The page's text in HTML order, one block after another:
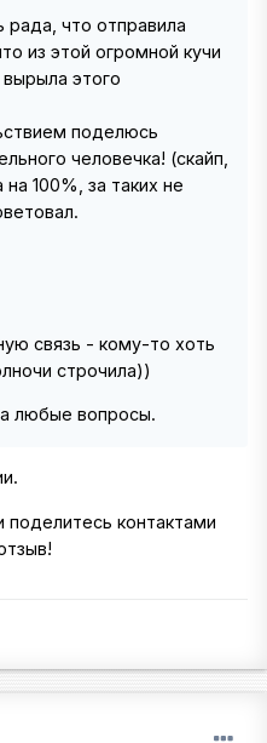
рада, что отправила
из этой огромной кучи
этого
поделюсь
человечка! (скайп,
100%, за таких не
связь - кому-то хоть
строчила))
любые вопросы.
поделитесь контактами